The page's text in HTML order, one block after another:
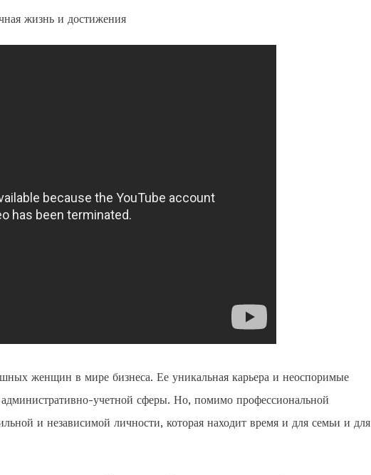
женщин в мире бизнеса. Ее уникальная карьера и неоспоримые
учетной сферы. Но, помимо профессиональной
и независимой личности, которая находит время и для семьи и для